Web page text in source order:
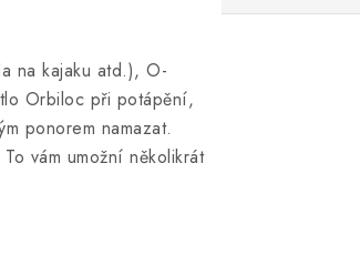
na kajaku atd.), O-
Orbiloc při potápění,
ponorem namazat.
vám umožní několikrát